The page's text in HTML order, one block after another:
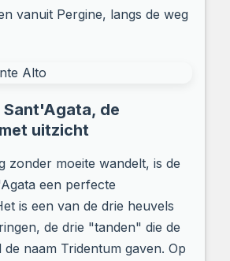
vanuit Pergine, langs de weg
Sant'Agata, de
uitzicht
zonder moeite wandelt, is de
een perfecte
is een van de drie heuvels
de drie "tanden" die de
de naam Tridentum gaven. Op